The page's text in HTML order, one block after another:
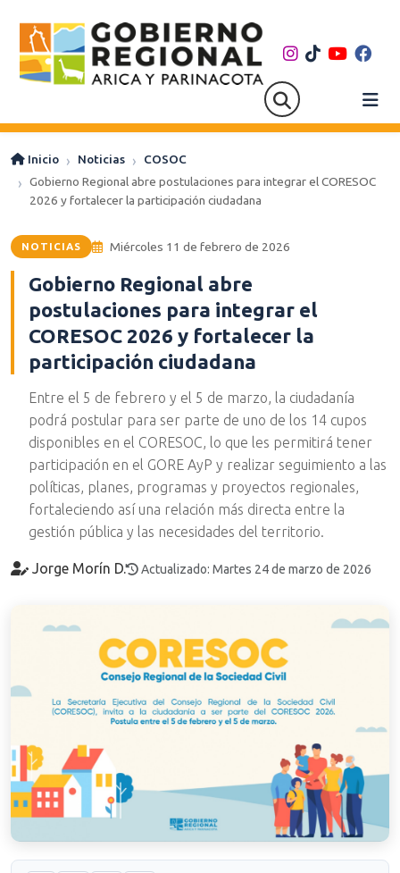
Inicio Noticias
COSOC
Gobierno Regional abre postulaciones para integrar el CORESOC
2026 y fortalecer la participación ciudadana
NOTICIAS Miércoles 11 de febrero de 2026
Gobierno Regional abre
postulaciones para integrar el
CORESOC 2026 y fortalecer la
participación ciudadana
Entre el 5 de febrero y el 5 de marzo, la ciudadanía
podrá postular para ser parte de uno de los 14 cupos
disponibles en el CORESOC, lo que les permitirá tener
participación en el GORE AyP y realizar seguimiento a las
políticas, planes, programas y proyectos regionales,
fortaleciendo así una relación más directa entre la
gestión pública y las necesidades del territorio.
Jorge Morín D. Actualizado: Martes 24 de marzo de 2026